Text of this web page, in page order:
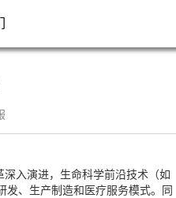
入演进，生命科学前沿技术（如
发、生产制造和医疗服务模式。同